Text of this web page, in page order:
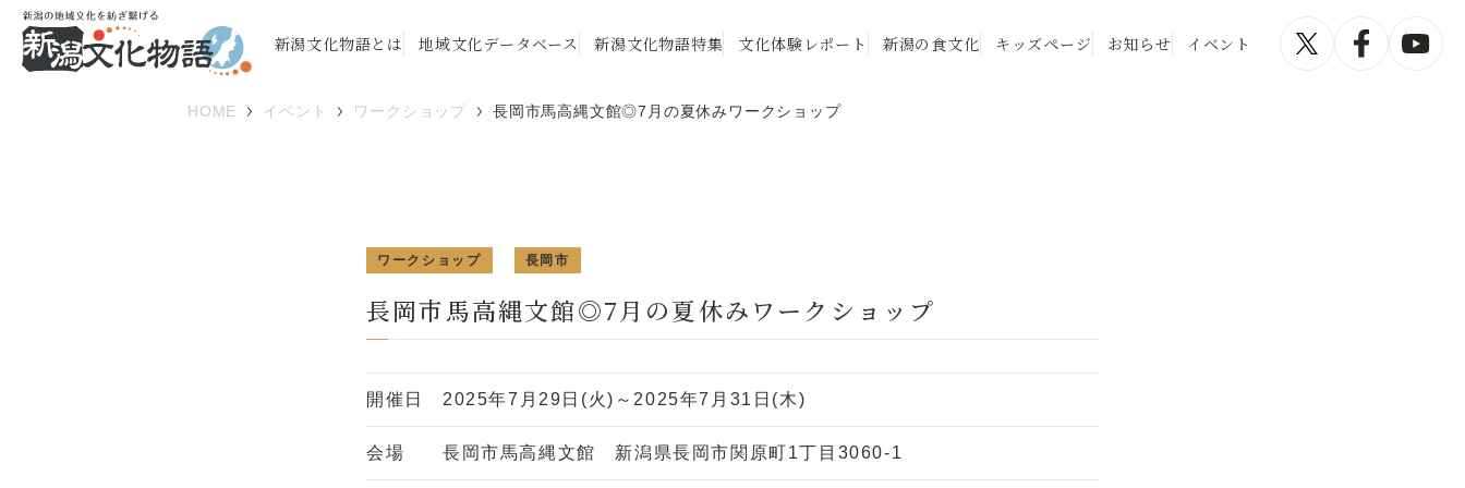
新潟文化物語とは 地域文化データベース 新潟文化物語特集 文化体験レポート 新潟の食文化 キッズページ お知らせ イベント
HOME イベント ワークショップ 長岡市馬高縄文館◎7月の夏休みワークショップ
ワークショップ 長岡市
長岡市馬高縄文館◎7月の夏休みワークショップ
開催日 2025年7月29日(火)～2025年7月31日(木)
会場 長岡市馬高縄文館 新潟県長岡市関原町1丁目3060-1